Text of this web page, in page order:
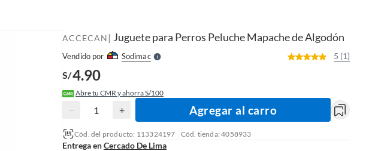
ACCECAN | Juguete para Perros Peluche Mapache de Algodón
Vendido por SodimacS
l
l
5 (1)
S/4.90
Abre tu CMR y ahorra S/100
− + Agregar al carro
Cód. del producto: 113324197 Cód. tienda: 4058933
Entrega enCercado De Lima